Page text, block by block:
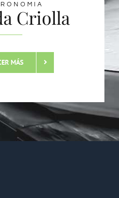
Criolla
MÁS